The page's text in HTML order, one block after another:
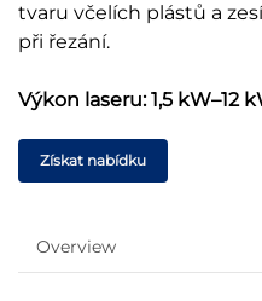
tvaru včelích plástů a
při řezání.
Výkon laseru: 1,5 kW–12
Získat nabídku
Overview